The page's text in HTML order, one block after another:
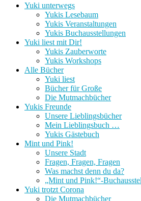
Yuki unterwegs
Yukis Lesebaum
Yukis Veranstaltungen
Yukis Buchausstellungen
Yuki liest mit Dir!
Yukis Zauberworte
Yukis Workshops
Alle Bücher
Yuki liest
Bücher für Große
Die Mutmachbücher
Yukis Freunde
Unsere Lieblingsbücher
Mein Lieblingsbuch …
Yukis Gästebuch
Mint und Pink!
Unsere Stadt
Fragen, Fragen, Fragen
Was machst denn du da?
„Mint und Pink!“-
Yuki trotzt Corona
Die Mutmachbücher